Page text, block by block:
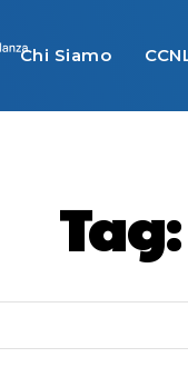
Chi Siamo
Tag: